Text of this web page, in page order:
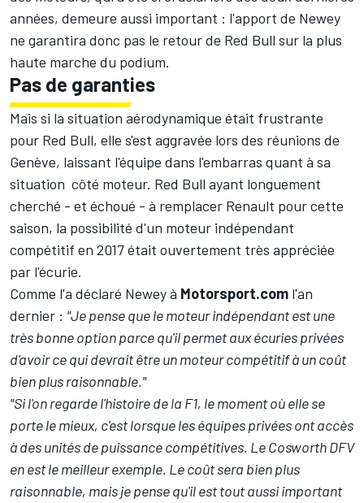
années, demeure aussi important : l'apport de Newey
ne garantira donc pas le retour de Red Bull sur la plus
haute marche du podium.
Pas de garanties
Mais si la situation aérodynamique était frustrante
pour Red Bull, elle s'est aggravée lors des réunions de
Genève, laissant l'équipe dans l'embarras quant à sa
situation côté moteur. Red Bull ayant longuement
cherché - et échoué - à remplacer Renault pour cette
saison, la possibilité d'un moteur indépendant
compétitif en 2017 était ouvertement très appréciée
par l'écurie.
Comme l'a déclaré Newey à Motorsport.com l'an
dernier : "Je pense que le moteur indépendant est une
très bonne option parce qu'il permet aux écuries privées
d'avoir ce qui devrait être un moteur compétitif à un coût
bien plus raisonnable."
"Si l'on regarde l'histoire de la F1, le moment où elle se
porte le mieux, c'est lorsque les équipes privées ont accès
à des unités de puissance compétitives. Le Cosworth DFV
en est le meilleur exemple. Le coût sera bien plus
raisonnable, mais je pense qu'il est tout aussi important